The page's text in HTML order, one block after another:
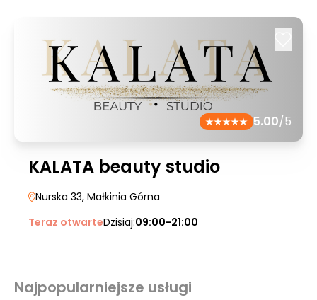
5.00/5
KALATA beauty studio
Nurska 33, Małkinia Górna
Teraz otwarteDzisiaj:09:00-21:00
Najpopularniejsze usługi